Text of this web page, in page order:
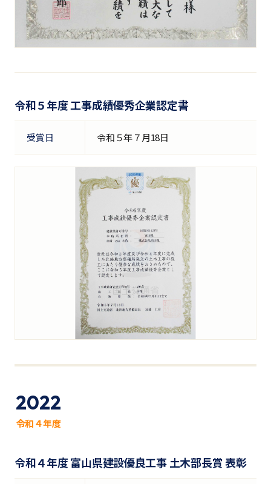
令和５年度 工事成績優秀企業認定書
受賞日 令和５年７月18日
2022
令和４年度
令和４年度 富山県建設優良工事 土木部長賞 表彰